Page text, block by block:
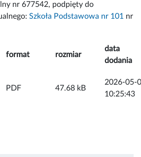
nr 677542, podpięty do
Szkoła Podstawowa nr 101 nr
format rozmiar
data
dodania
ZAŁĄCZNIK
PDF 47.68 kB
2026-05-
10:25:43